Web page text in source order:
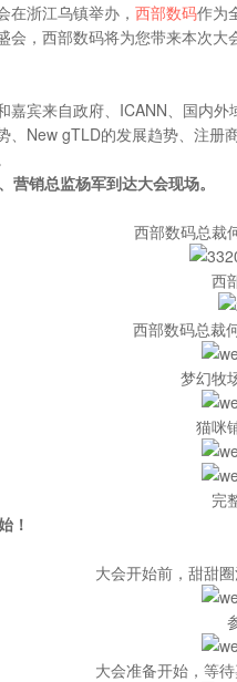
浙江乌镇举办， 西部数码作为
会，西部数码将为您带来本次
嘉宾来自政府、ICANN、国内
、New gTLD的发展趋势、注
销总监杨军到达大会现场。
西部数码总裁
西
西部数码总裁
梦幻牧
猫咪
完
！
大会开始前，甜甜
大会准备开始，等